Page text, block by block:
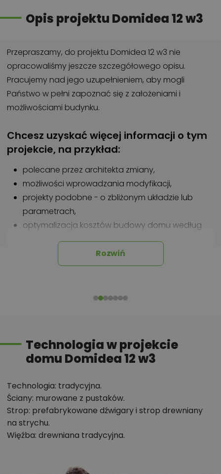
Opis projektu Domidea 12 w3
Przepraszamy, do projektu Domidea 12 w3 nie
opracowaliśmy jeszcze szczegółowego opisu.
Pracujemy nad jego uzupełnieniem, aby mogli
Państwo w pełni zapoznać się z założeniami i
możliwościami budynku.
Chcesz uzyskać więcej informacji o tym
projekcie, na przykład:
polecane przez architekta zmiany,
możliwości wprowadzania modyfikacji,
projekty podobne - o zbliżonym układzie lub
parametrach,
optymalizacja kosztów budowy domu według
tego projektu,
informacje szczegółowe - np. wymiary
pomieszczeń, instalacje, materiały?
52 384 49 90lub
Rozwiń
Technologia w projekcie
domu Domidea 12 w3
Technologia: tradycyjna.
Ściany: murowane z pustaków.
Strop: prefabrykowane dźwigary i strop drewniany
na strychu.
Więźba: drewniana tradycyjna.